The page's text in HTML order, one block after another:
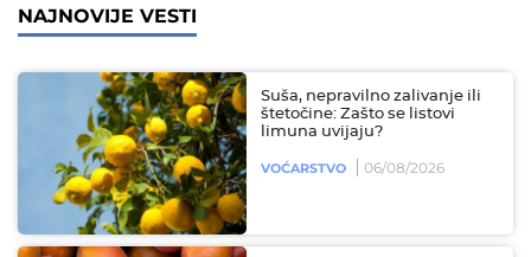
NAJNOVIJE VESTI
Suša, nepravilno zalivanje ili
štetočine: Zašto se listovi
limuna uvijaju?
VOĆARSTVO 06/08/2026